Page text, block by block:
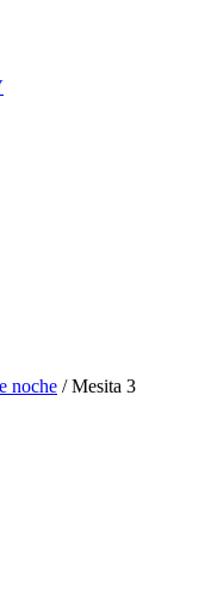
noche / Mesita 3